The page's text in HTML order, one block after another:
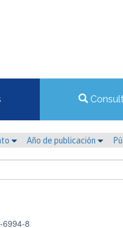
Año de publicación
8